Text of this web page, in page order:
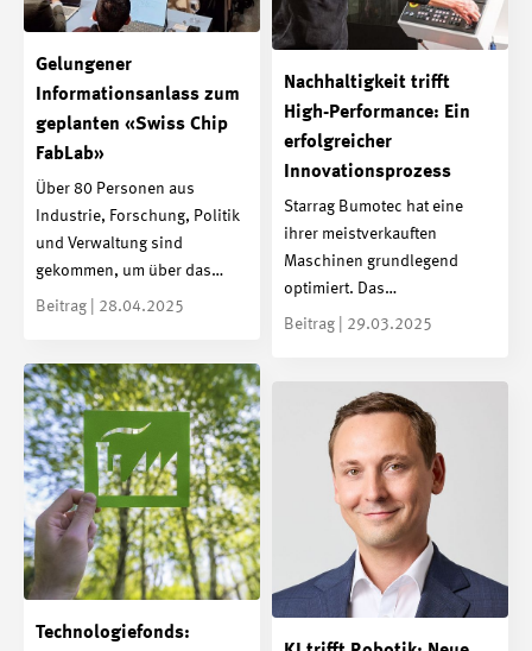
Gelungener
Informationsanlass zum
geplanten «Swiss Chip
FabLab»
Über 80 Personen aus
Industrie, Forschung, Politik
und Verwaltung sind
gekommen, um über das…
Beitrag | 28.04.2025
Nachhaltigkeit trifft
High-Performance: Ein
erfolgreicher
Innovationsprozess
Starrag Bumotec hat eine
ihrer meistverkauften
Maschinen grundlegend
optimiert. Das…
Beitrag | 29.03.2025
Technologiefonds: